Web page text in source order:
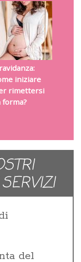
iniziare
rimettersi
forma?
del